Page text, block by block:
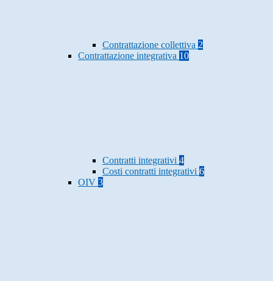
Contrattazione collettiva 2
Contrattazione integrativa 10
Contratti integrativi 4
Costi contratti integrativi 6
OIV 3